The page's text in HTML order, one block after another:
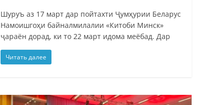
Шуруъ аз 17 март дар пойтахти Ҷумҳурии Беларус
Намоишгоҳи байналмилалии «Китоби Минск»
ҷараён дорад, ки то 22 март идома меёбад. Дар
Читать далее